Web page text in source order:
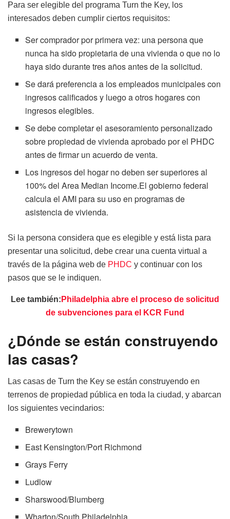
Para ser elegible del programa Turn the Key, los
interesados deben cumplir ciertos requisitos:
Ser comprador por primera vez: una persona que
nunca ha sido propietaria de una vivienda o que no lo
haya sido durante tres años antes de la solicitud.
Se dará preferencia a los empleados municipales con
ingresos calificados y luego a otros hogares con
ingresos elegibles.
Se debe completar el asesoramiento personalizado
sobre propiedad de vivienda aprobado por el PHDC
antes de firmar un acuerdo de venta.
Los ingresos del hogar no deben ser superiores al
100% del Area Median Income.El gobierno federal
calcula el AMI para su uso en programas de
asistencia de vivienda.
Si la persona considera que es elegible y está lista para
presentar una solicitud, debe crear una cuenta virtual a
través de la página web de PHDC y continuar con los
pasos que se le indiquen.
Lee también: Philadelphia abre el proceso de solicitud
de subvenciones para el KCR Fund
¿Dónde se están construyendo
las casas?
Las casas de Turn the Key se están construyendo en
terrenos de propiedad pública en toda la ciudad, y abarcan
los siguientes vecindarios:
Brewerytown
East Kensington/Port Richmond
Grays Ferry
Ludlow
Sharswood/Blumberg